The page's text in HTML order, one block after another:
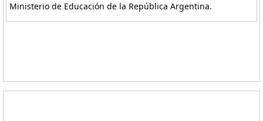
Ministerio de Educación de la República Argentina.